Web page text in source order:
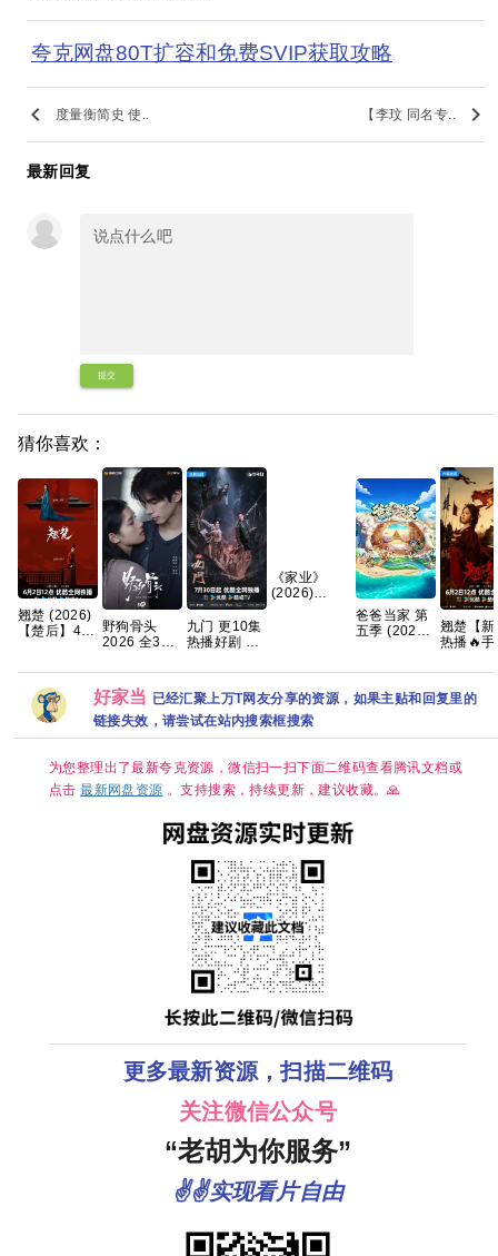
夸克网盘80T扩容和免费SVIP获取攻略
keyboard_arrow_left 度量衡简史 使.. 【李玟 同名专.. keyboard_arrow_right
最新回复
提交
猜你喜欢：
翘楚‎ (2026)
【楚后】4K
AAC2.0 中
字【1～
6GB/集】陈
都灵/周翊然
野狗骨头
2026 全32
1080P高清
资源分享
九门 更10集
热播好剧 4K
百度网盘+】
《家业‎》
(2026)
爸爸当家 第
五季 (2026)
亲子]【综
艺】夸克网
盘
翘楚【新
热播🔥手
集/4K超
HDR】
然｜古装
好家当 已经汇聚上万T网友分享的资源，如果主贴和回复里的
链接失效，请尝试在站内搜索框搜索
为您整理出了最新夸克资源，微信扫一扫下面二维码查看腾讯文档或
点击最新网盘资源 。支持搜索，持续更新，建议收藏。🙏
更多最新资源，扫描二维码
关注微信公众号
“老胡为你服务”
✌✌实现看片自由